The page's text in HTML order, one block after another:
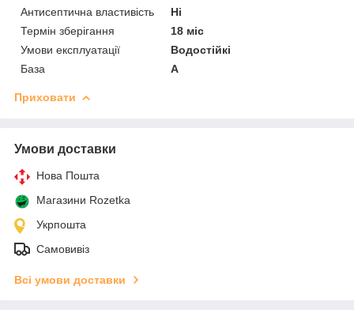
Антисептична властивість
Ні
Термін зберігання
18 міс
Умови експлуатації
Водостійкі
База
А
Приховати
Умови доставки
Нова Пошта
Магазини Rozetka
Укрпошта
Самовивіз
Всі умови доставки